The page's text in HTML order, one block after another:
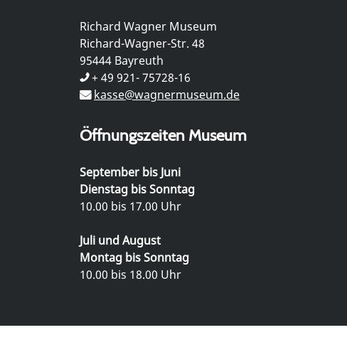
Richard Wagner Museum
Richard-Wagner-Str. 48
95444 Bayreuth
+ 49 921- 75728-16
kasse@wagnermuseum.de
Öffnungszeiten Museum
September bis Juni
Dienstag bis Sonntag
10.00 bis 17.00 Uhr
Juli und August
Montag bis Sonntag
10.00 bis 18.00 Uhr